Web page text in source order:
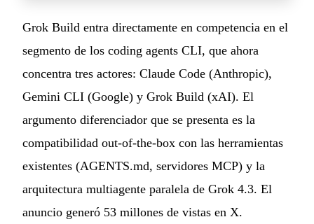
Grok Build entra directamente en competencia en el
segmento de los coding agents CLI, que ahora
concentra tres actores: Claude Code (Anthropic),
Gemini CLI (Google) y Grok Build (xAI). El
argumento diferenciador que se presenta es la
compatibilidad out-of-the-box con las herramientas
existentes (AGENTS.md, servidores MCP) y la
arquitectura multiagente paralela de Grok 4.3. El
anuncio generó 53 millones de vistas en X.